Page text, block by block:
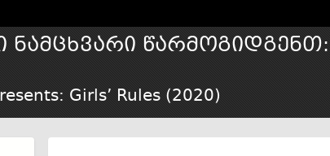
ნამცხვარი
Girls’ Rules (2020)